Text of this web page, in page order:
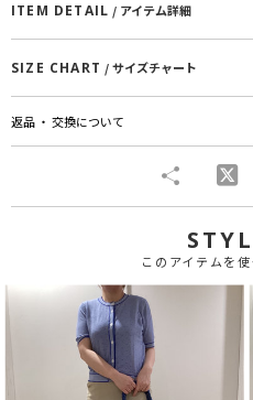
ITEM DETAIL / アイテム詳細
SIZE CHART / サイズチャート
返品 ・ 交換について
このアイテムを